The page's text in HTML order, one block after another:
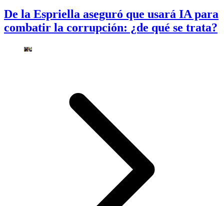
De la Espriella aseguró que usará IA para
combatir la corrupción: ¿de qué se trata?